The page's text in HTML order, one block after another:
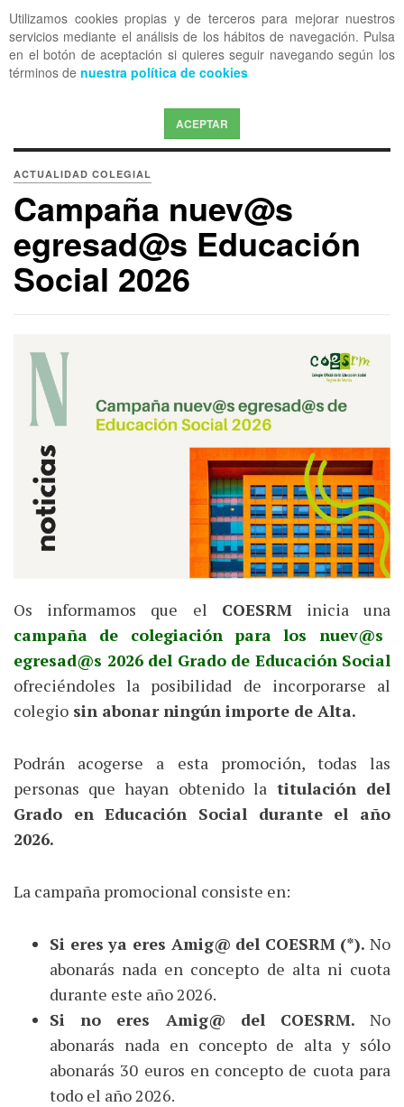
Utilizamos cookies propias y de terceros para mejorar nuestros
servicios mediante el análisis de los hábitos de navegación. Pulsa
en el botón de aceptación si quieres seguir navegando según los
términos de nuestra política de cookies
ACEPTAR
OFF CANVAS
ACTUALIDAD COLEGIAL
Campaña nuev@s
egresad@s Educación
Social 2026
Os informamos que el COESRMinicia una
campaña de colegiación para los nuev@s
egresad@s 2026 del Grado de Educación Social
ofreciéndoles la posibilidad de incorporarse al
colegio sin abonar ningún importe de Alta.
Podrán acogerse a esta promoción, todas las
personas que hayan obtenido la titulación del
Grado en Educación Social durante el año
2026.
La campaña promocional consiste en:
Si eres ya eres Amig@ del COESRM (*). No
abonarás nada en concepto de alta ni cuota
durante este año 2026.
Si no eres Amig@ del COESRM. No
abonarás nada en concepto de alta y sólo
abonarás 30 euros en concepto de cuota para
todo el año 2026.